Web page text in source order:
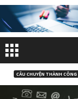
CÂU CHUYỆN THÀNH CÔNG